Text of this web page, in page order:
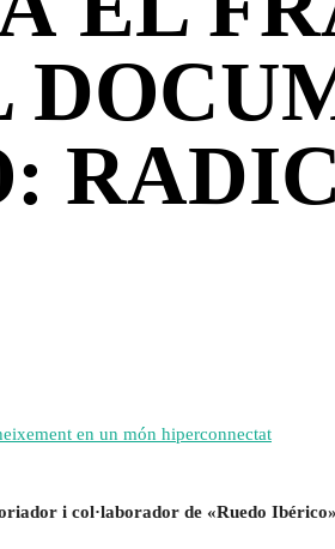
en un món hiperconnectat
i col·laborador de «Ruedo